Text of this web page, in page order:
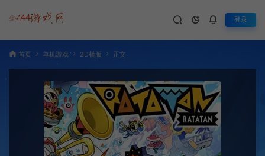
登录
首页 单机游戏 2D横版 正文